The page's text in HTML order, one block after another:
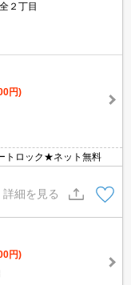
２丁目
円)
ロック★ネット無料
詳細を見る
円)